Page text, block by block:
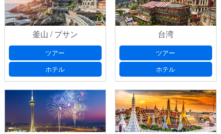
釜山 / プサン
ツアー
ホテル
台湾
ツアー
ホテル